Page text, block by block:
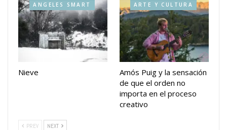
ANGELES SMART
Nieve
ARTE Y CULTURA
Amós Puig y la sensación
de que el orden no
importa en el proceso
creativo
PREV NEXT